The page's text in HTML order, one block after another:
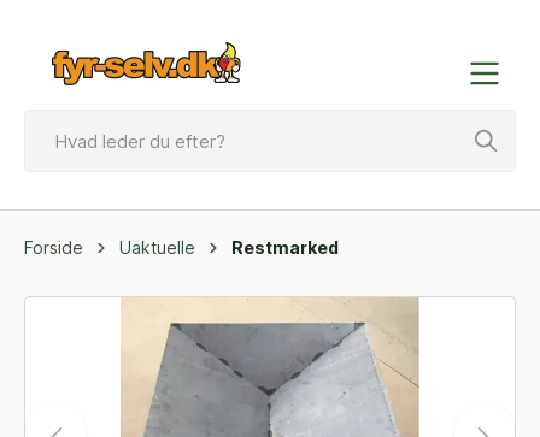
Forside Uaktuelle Restmarked